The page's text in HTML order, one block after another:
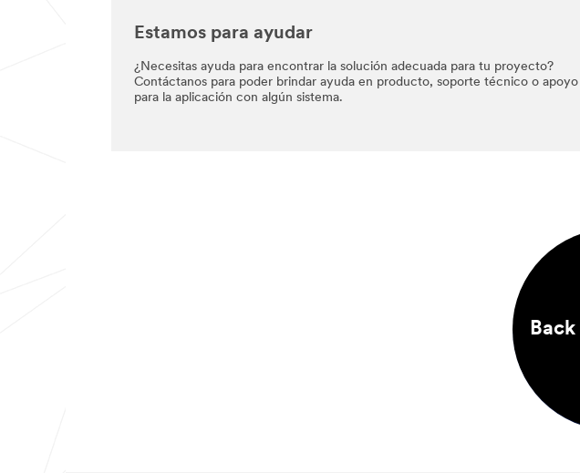
Estamos para ayudar
¿Necesitas ayuda para encontrar la solución adecuada para tu proyecto?
Contáctanos para poder brindar ayuda en producto, soporte técnico o apoyo
para la aplicación con algún sistema.